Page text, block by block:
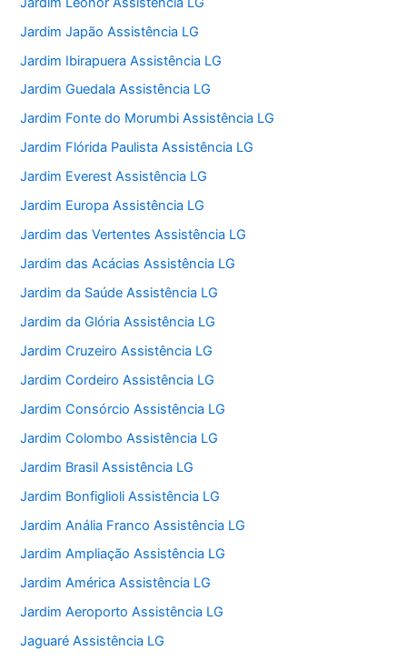
Jardim Japão Assistência LG
Jardim Ibirapuera Assistência LG
Jardim Guedala Assistência LG
Jardim Fonte do Morumbi Assistência LG
Jardim Flórida Paulista Assistência LG
Jardim Everest Assistência LG
Jardim Europa Assistência LG
Jardim das Vertentes Assistência LG
Jardim das Acácias Assistência LG
Jardim da Saúde Assistência LG
Jardim da Glória Assistência LG
Jardim Cruzeiro Assistência LG
Jardim Cordeiro Assistência LG
Jardim Consórcio Assistência LG
Jardim Colombo Assistência LG
Jardim Brasil Assistência LG
Jardim Bonfiglioli Assistência LG
Jardim Anália Franco Assistência LG
Jardim Ampliação Assistência LG
Jardim América Assistência LG
Jardim Aeroporto Assistência LG
Jaguaré Assistência LG